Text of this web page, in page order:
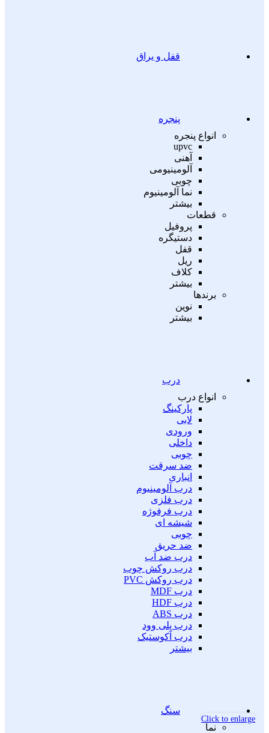
قفل و یراق
پنجره
انواع پنجره
upvc
آهنی
آلومینیومی
چوبی
نما آلومینیوم
بیشتر
قطعات
پروفیل
دستیگره
قفل
ریل
کلاف
بیشتر
برندها
نوین
بیشتر
درب
انواع درب
پارکینگ
لابی
ورودی
داخلی
چوبی
ضد سرقت
انباری
درب آلومینیوم
درب فلزی
درب فرفوژه
شیشه ای
چوبی
ضد حریق
درب ضد آب
درب روکش چوب
درب روکش PVC
درب MDF
درب HDF
درب ABS
درب پلی وود
درب آکوستیک
بیشتر
سنگ
نما
Click to enlarge